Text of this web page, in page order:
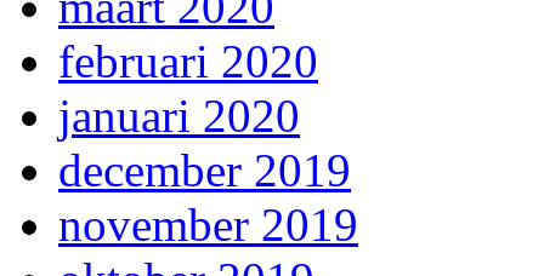
februari 2020
januari 2020
december 2019
november 2019